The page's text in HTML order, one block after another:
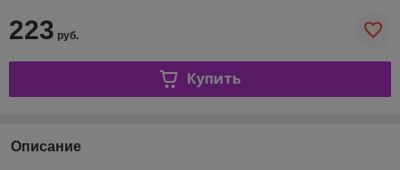
223 руб.
Купить
Описание